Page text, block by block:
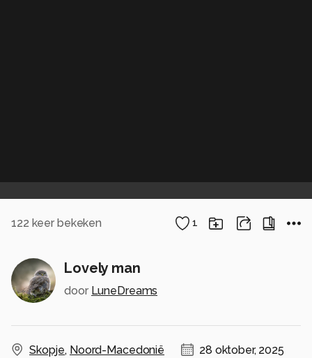
122 keer bekeken 1
Lovely man
door LuneDreams
Skopje, Noord-Macedonië 28 oktober, 2025